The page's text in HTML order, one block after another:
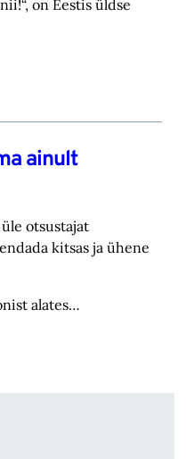
on Eestis üldse
ainult
otsustajat
kitsas ja ühene
alates…